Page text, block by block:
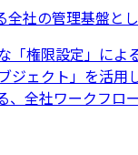
社の管理基盤と
「権限設定」によ
ジェクト」を活用
、全社ワークフロ